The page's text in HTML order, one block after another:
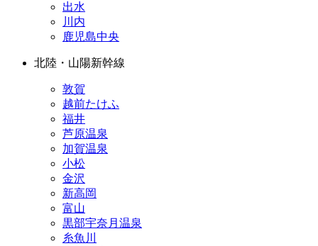
出水
川内
鹿児島中央
北陸・山陽新幹線
敦賀
越前たけふ
福井
芦原温泉
加賀温泉
小松
金沢
新高岡
富山
黒部宇奈月温泉
糸魚川